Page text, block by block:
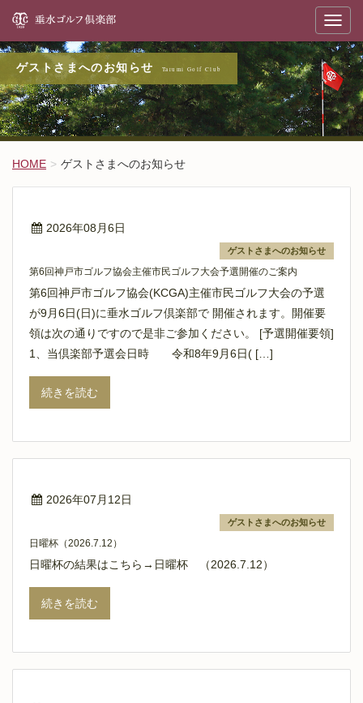
T
g
g
l
e
n
a
v
i
a
n
垂
ゲストさまへのお知らせ
HOME ゲストさまへのお知らせ
2026年08月6日
ゲストさまへのお知らせ
第6回神戸市ゴルフ協会主催市民ゴルフ大会予選開催のご案内
第6回神戸市ゴルフ協会(KCGA)主催市民ゴルフ大会の予選
が9月6日(日)に垂水ゴルフ倶楽部で 開催されます。開催要
領は次の通りですので是非ご参加ください。 [予選開催要領]
1、当倶楽部予選会日時 令和8年9月6日( […]
続きを読む
2026年07月12日
ゲストさまへのお知らせ
日曜杯（2026.7.12）
日曜杯の結果はこちら→日曜杯 （2026.7.12）
続きを読む